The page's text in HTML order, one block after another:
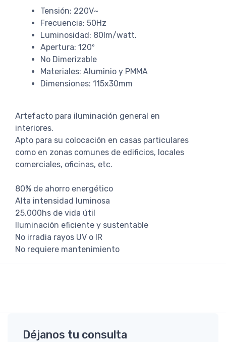
Tensión: 220V~
Frecuencia: 50Hz
Luminosidad: 80lm/watt.
Apertura: 120º
No Dimerizable
Materiales: Aluminio y PMMA
Dimensiones: 115x30mm
Artefacto para iluminación general en
interiores.
Apto para su colocación en casas particulares
como en zonas comunes de edificios, locales
comerciales, oficinas, etc.
80% de ahorro energético
Alta intensidad luminosa
25.000hs de vida útil
Iluminación eficiente y sustentable
No irradia rayos UV o IR
No requiere mantenimiento
Déjanos tu consulta